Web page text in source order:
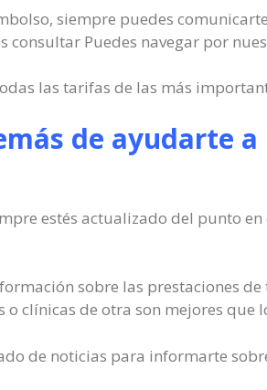
siempre puedes
consultar Puedes navegar por
las tarifas de las más
de ayudarte
estés actualizado del punto
sobre las prestaciones
clínicas de otra son mejores que
de noticias para informarte